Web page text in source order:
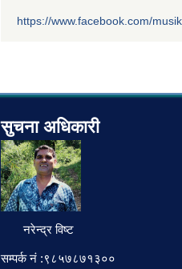
https://www.facebook.com/
सुचना अधिकारी
नरेन्द्र विष्ट
सम्पर्क नं :९८५७८७१३००